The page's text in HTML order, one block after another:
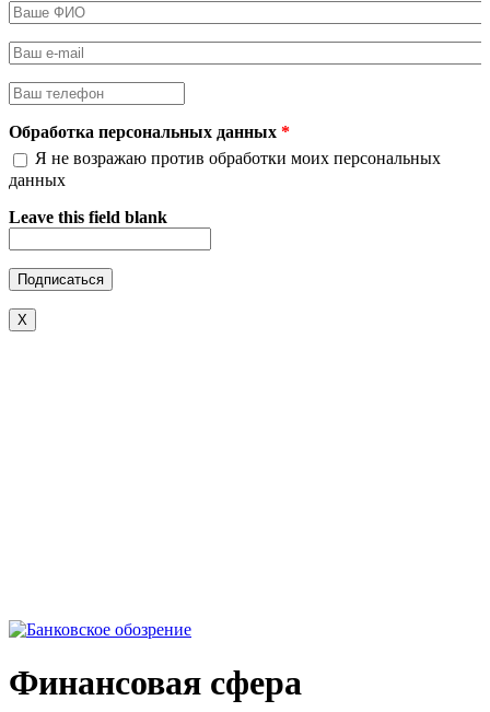
Ваше ФИО
Ваш e-mail
Ваш телефон
Обработка персональных данных *
Я не возражаю против обработки моих персональных
данных
Leave this field blank
X
Финансовая сфера